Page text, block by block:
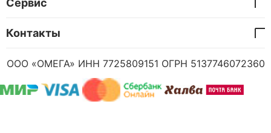
Сервис
Контакты
ООО «ОМЕГА» ИНН 7725809151 ОГРН 5137746072360